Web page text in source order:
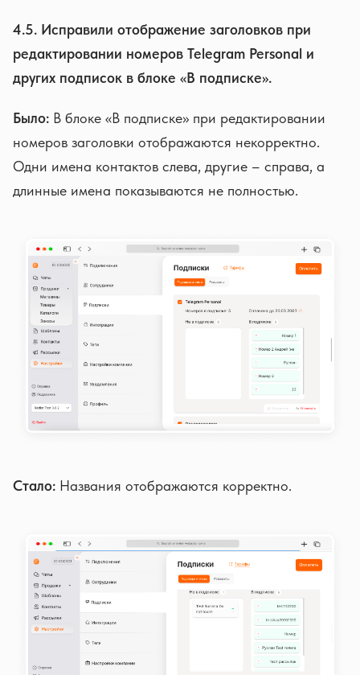
4.5. Исправили отображение заголовков при
редактировании номеров Telegram Personal и
других подписок в блоке «В подписке».
Было: В блоке «В подписке» при редактировании
номеров заголовки отображаются некорректно.
Одни имена контактов слева, другие – справа, а
длинные имена показываются не полностью.
Стало: Названия отображаются корректно.